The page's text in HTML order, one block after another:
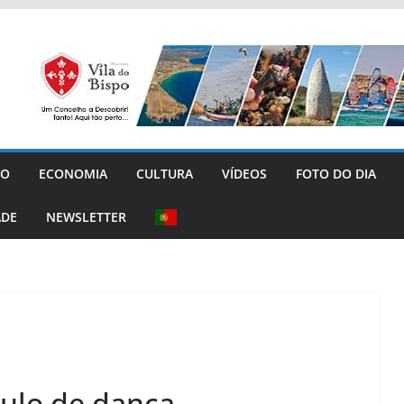
ECONOMIA CULTURA VÍDEOS FOTO DO DIA
NEWSLETTER